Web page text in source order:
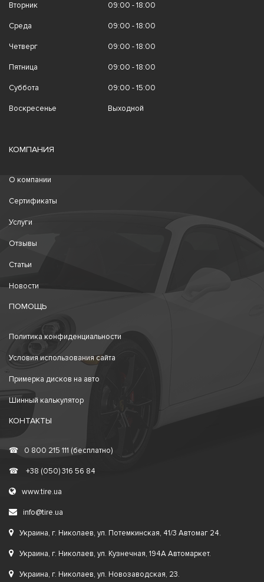
Вторник 09:00 - 18:00
Среда 09:00 - 18:00
Четверг 09:00 - 18:00
Пятница 09:00 - 18:00
Суббота 09:00 - 15:00
Воскресенье Выходной
КОМПАНИЯ
О компании
Сертификаты
Услуги
Отзывы
Статьи
Новости
ПОМОЩЬ
Политика конфиденциальности
Условия использования сайта
Примерка дисков на авто
Шинный калькулятор
КОНТАКТЫ
☎ 0 800 215 111 (бесплатно)
☎ +38 (050) 316 56 84
www.tire.ua
info@tire.ua
Украина, г. Николаев, ул. Потемкинская, 41/3 Автомаг 24.
Украина, г. Николаев, ул. Кузнечная, 194А Автомаркет.
Украина, г. Николаев, ул. Новозаводская, 23.